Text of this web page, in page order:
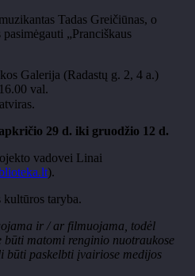
Tadas Greičiūnas, o
„Pranciškaus
Galerija (Radastų g. 2, 4 a.)
val.
čio 29 d. iki gruodžio 12 d.
vadovei Linai
).
taryba.
ir / ar filmuojama, todėl
matomi renginio nuotraukose
būti paskelbti įvairiose medijos